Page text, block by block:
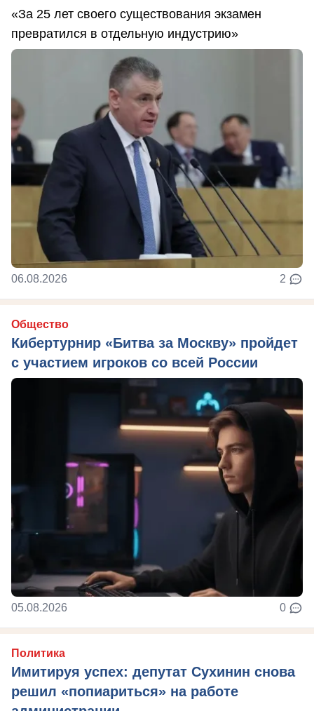
«За 25 лет своего существования экзамен
превратился в отдельную индустрию»
06.08.2026 2
Общество
Кибертурнир «Битва за Москву» пройдет
с участием игроков со всей России
05.08.2026 0
Политика
Имитируя успех: депутат Сухинин снова
решил «попиариться» на работе